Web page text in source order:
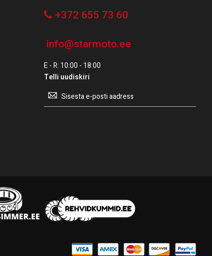
+372 655 73 60
info@starmoto.ee
E - R: 10:00 - 18:00
Telli uudiskiri
Telli
uudiskiri: